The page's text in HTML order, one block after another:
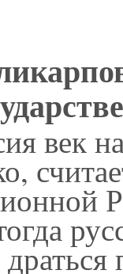
век